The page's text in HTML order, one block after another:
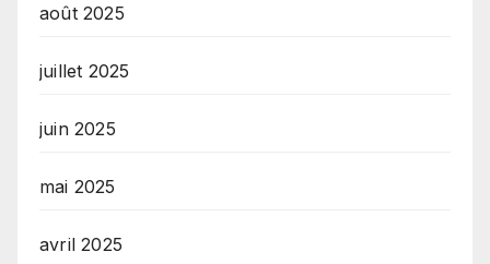
août 2025
juillet 2025
juin 2025
mai 2025
avril 2025